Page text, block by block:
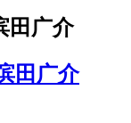
田广介
田广介